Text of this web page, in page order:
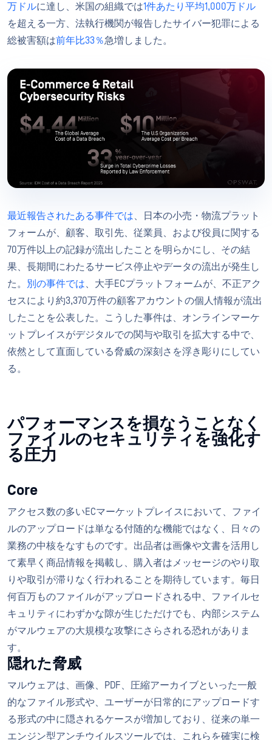
万ドルに達し、米国の組織では1件あたり平均1,000万ドル
を超える一方、法執行機関が報告したサイバー犯罪による
総被害額は前年比33％急増しました。
最近報告されたある事件では、日本の小売・物流プラット
フォームが、顧客、取引先、従業員、および役員に関する
70万件以上の記録が流出したことを明らかにし、その結
果、長期間にわたるサービス停止やデータの流出が発生し
た。
別の事件では、大手ECプラットフォームが、不正アク
セスにより約3,370万件の顧客アカウントの個人情報が流出
したことを公表した。こうした事件は、オンラインマーケ
ットプレイスがデジタルでの関与や取引を拡大する中で、
依然として直面している脅威の深刻さを浮き彫りにしてい
る。
パフォーマンスを損なうことなく
ファイルのセキュリティを強化す
る圧力
Core
アクセス数の多いECマーケットプレイスにおいて、ファイ
ルのアップロードは単なる付随的な機能ではなく、日々の
業務の中核をなすものです。出品者は画像や文書を活用し
て素早く商品情報を掲載し、購入者はメッセージのやり取
りや取引が滞りなく行われることを期待しています。毎日
何百万ものファイルがアップロードされる中、ファイルセ
キュリティにわずかな隙が生じただけでも、内部システム
がマルウェアの大規模な攻撃にさらされる恐れがありま
す。
隠れた脅威
マルウェアは、画像、PDF、圧縮アーカイブといった一般
的なファイル形式や、ユーザーが日常的にアップロードす
る形式の中に隠されるケースが増加しており、従来の単一
エンジン型アンチウイルスツールでは、これらを確実に検